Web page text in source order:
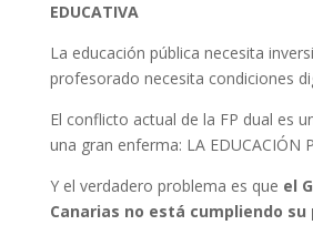
EDUCATIVA
La educación pública necesita
profesorado necesita condiciones
El conflicto actual de la FP dual es
una gran enferma: LA EDUCACIÓN
Y el verdadero problema es que el
Canarias no está cumpliendo su